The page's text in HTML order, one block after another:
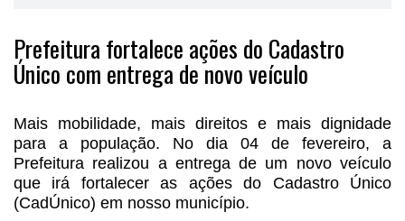
Prefeitura fortalece ações do Cadastro
Único com entrega de novo veículo
Mais mobilidade, mais direitos e mais dignidade
para a população. No dia 04 de fevereiro, a
Prefeitura realizou a entrega de um novo veículo
que irá fortalecer as ações do Cadastro Único
(CadÚnico) em nosso município.